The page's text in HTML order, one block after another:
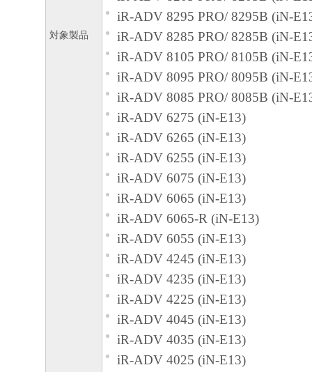
対象製品
iR-ADV 8295 PRO/ 8295B (iN-
iR-ADV 8285 PRO/ 8285B (iN-
iR-ADV 8105 PRO/ 8105B (iN-
iR-ADV 8095 PRO/ 8095B (iN-
iR-ADV 8085 PRO/ 8085B (iN-
iR-ADV 6275 (iN-E13)
iR-ADV 6265 (iN-E13)
iR-ADV 6255 (iN-E13)
iR-ADV 6075 (iN-E13)
iR-ADV 6065 (iN-E13)
iR-ADV 6065-R (iN-E13)
iR-ADV 6055 (iN-E13)
iR-ADV 4245 (iN-E13)
iR-ADV 4235 (iN-E13)
iR-ADV 4225 (iN-E13)
iR-ADV 4045 (iN-E13)
iR-ADV 4035 (iN-E13)
iR-ADV 4025 (iN-E13)